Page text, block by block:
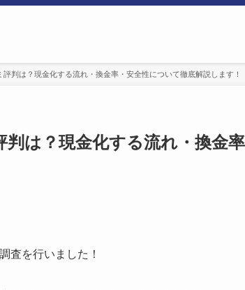
評判は？現金化する流れ・換金率・安全性について徹底解説します！
は？現金化する流れ・換金
査を行いました！